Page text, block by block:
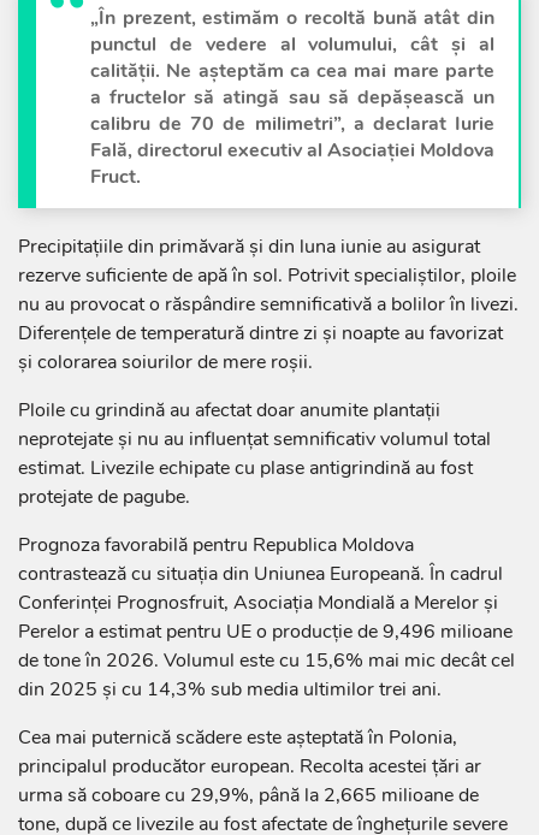
„În prezent, estimăm o recoltă bună atât din
punctul de vedere al volumului, cât și al
calității. Ne așteptăm ca cea mai mare parte
a fructelor să atingă sau să depășească un
calibru de 70 de milimetri”, a declarat Iurie
Fală, directorul executiv al Asociației Moldova
Fruct.
Precipitațiile din primăvară și din luna iunie au asigurat
rezerve suficiente de apă în sol. Potrivit specialiștilor, ploile
nu au provocat o răspândire semnificativă a bolilor în livezi.
Diferențele de temperatură dintre zi și noapte au favorizat
și colorarea soiurilor de mere roșii.
Ploile cu grindină au afectat doar anumite plantații
neprotejate și nu au influențat semnificativ volumul total
estimat. Livezile echipate cu plase antigrindină au fost
protejate de pagube.
Prognoza favorabilă pentru Republica Moldova
contrastează cu situația din Uniunea Europeană. În cadrul
Conferinței Prognosfruit, Asociația Mondială a Merelor și
Perelor a estimat pentru UE o producție de 9,496 milioane
de tone în 2026. Volumul este cu 15,6% mai mic decât cel
din 2025 și cu 14,3% sub media ultimilor trei ani.
Cea mai puternică scădere este așteptată în Polonia,
principalul producător european. Recolta acestei țări ar
urma să coboare cu 29,9%, până la 2,665 milioane de
tone, după ce livezile au fost afectate de înghețurile severe